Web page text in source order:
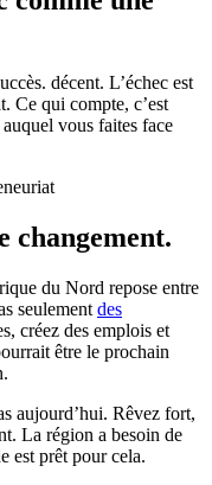
décent. L’échec est
Ce qui compte, c’est
vous faites face
changement.
du Nord repose entre
seulement des
créez des emplois et
être le prochain
aujourd’hui. Rêvez fort,
La région a besoin de
est prêt pour cela.